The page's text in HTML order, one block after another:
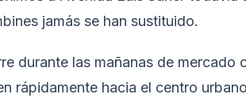
jamás se han sustituido.
durante las mañanas de mercado
rápidamente hacia el centro